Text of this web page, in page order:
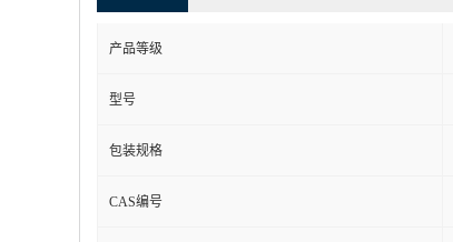
产品等级
型号
包装规格
CAS编号